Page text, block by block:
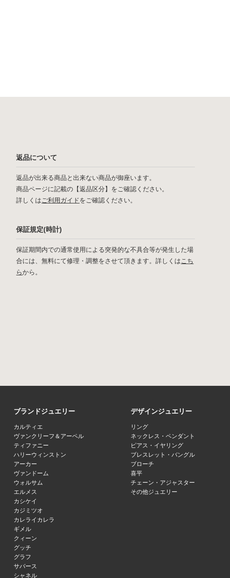
返品について
返品が出来る商品と出来ない商品が御座います。
商品ページに記載の【返品区分】をご確認ください。
詳しくはご利用ガイドをご確認ください。
保証規定(時計)
保証期間内での通常使用による突発的な不具合等が発生した場
合には、無料にて修理・調整をさせて頂きます。詳しくはこち
らから。
ブランドジュエリー
カルティエ
ヴァンクリーフ＆アーペル
ティファニー
ハリーウィンストン
アーカー
ヴァンドーム
ウォルサム
エルメス
カシケイ
カジミツオ
カレライカレラ
ギメル
クィーン
グッチ
グラフ
サバース
シャネル
デザインジュエリー
リング
ネックレス・ペンダント
ピアス・イヤリング
ブレスレット・バングル
ブローチ
喜平
チェーン・アジャスター
その他ジュエリー